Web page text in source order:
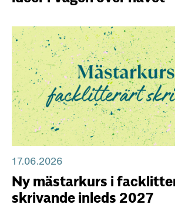
Ny mästarkurs i
skrivande inleds 2027
17.06.2026